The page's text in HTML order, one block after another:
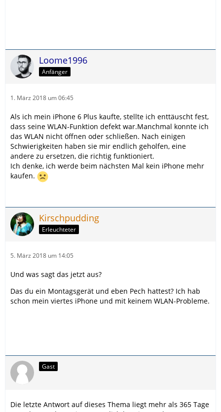
Loome1996
Anfänger
1. März 2018 um 06:45
Als ich mein iPhone 6 Plus kaufte, stellte ich enttäuscht fest,
dass seine WLAN-Funktion defekt war.Manchmal konnte ich
das WLAN nicht öffnen oder schließen. Nach einigen
Schwierigkeiten haben sie mir endlich geholfen, eine
andere zu ersetzen, die richtig funktioniert.
Ich denke, ich werde beim nächsten Mal kein iPhone mehr
kaufen.
Kirschpudding
Erleuchteter
5. März 2018 um 14:05
Und was sagt das jetzt aus?
Das du ein Montagsgerät und eben Pech hattest? Ich hab
schon mein viertes iPhone und mit keinem WLAN-Probleme.
Gast
Die letzte Antwort auf dieses Thema liegt mehr als 365 Tage